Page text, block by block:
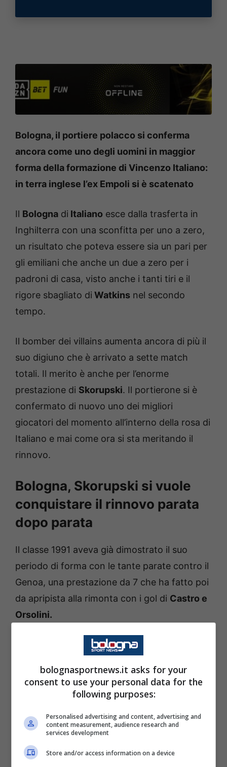
Bologna, il portiere polacco si conferma
ancora come uno degli uomini in maggior
forma della formazione di Vincenzo Italiano:
in terra inglese l’ex Empoli si è scatenato
Il Bologna di Italiano esce dalla trasferta in
Inghilterra con una sconfitta per uno a zero,
un risultato che poteva essere sia un pari per
gli emiliani che anche un due a zero per i
padroni di casa, visto anche i tanti tiri e il
rigore sbagliato di Watkins nel secondo
tempo.
Il bomber dei villains aumenta ancora di più il
suo digiuno che è arrivato a sette match
totali. Il merito è anche per l’enorme
prestazione di Skorupski. Il portierone si è
confermato di nuovo uno dei migliori
giocatori del momento all’interno della rosa di
Italiano e mai come ora si sta meritando il
rinnovo.
Bologna, Skorupski si vuole
conquistare il rinnovo parata
dopo parata
Il classe 1991 aveva già dimostrato il suo
periodo di forma con le tante parate contro il
Genoa, una prestazione da 7 che ha fatto poi
da apripista alla rimonta con i gol di Castro e
Orsolini.
Ma contro la formazione di Emery ha fatto
volte salvato il risultato ma durante la ripresa
si è consacrato come Mvp dei suoi con il
dato molta carica ai suoi compagni che
non è comunque arrivato.
bolognasportnews.it asks for your
consent to use your personal data for the
following purposes:
Personalised advertising and content, advertising and
content measurement, audience research and
services development
Store and/or access information on a device